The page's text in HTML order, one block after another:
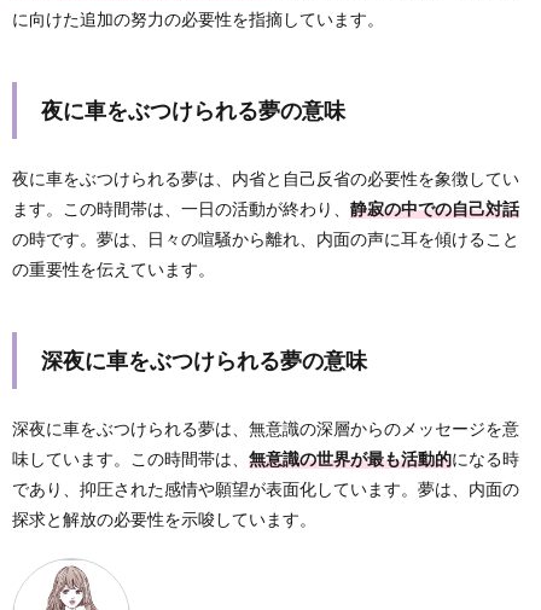
に向けた追加の努力の必要性を指摘しています。
夜に車をぶつけられる夢の意味
夜に車をぶつけられる夢は、内省と自己反省の必要性を象徴してい
ます。この時間帯は、一日の活動が終わり、 静寂の中での自己対話
の時です。夢は、日々の喧騒から離れ、内面の声に耳を傾けること
の重要性を伝えています。
深夜に車をぶつけられる夢の意味
深夜に車をぶつけられる夢は、無意識の深層からのメッセージを意
味しています。この時間帯は、 無意識の世界が最も活動的になる時
であり、抑圧された感情や願望が表面化しています。夢は、内面の
探求と解放の必要性を示唆しています。